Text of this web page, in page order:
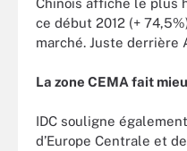
ce début 2012 (+
marché. Juste derrière
La zone CEMA fait
IDC souligne
d’Europe Centrale et